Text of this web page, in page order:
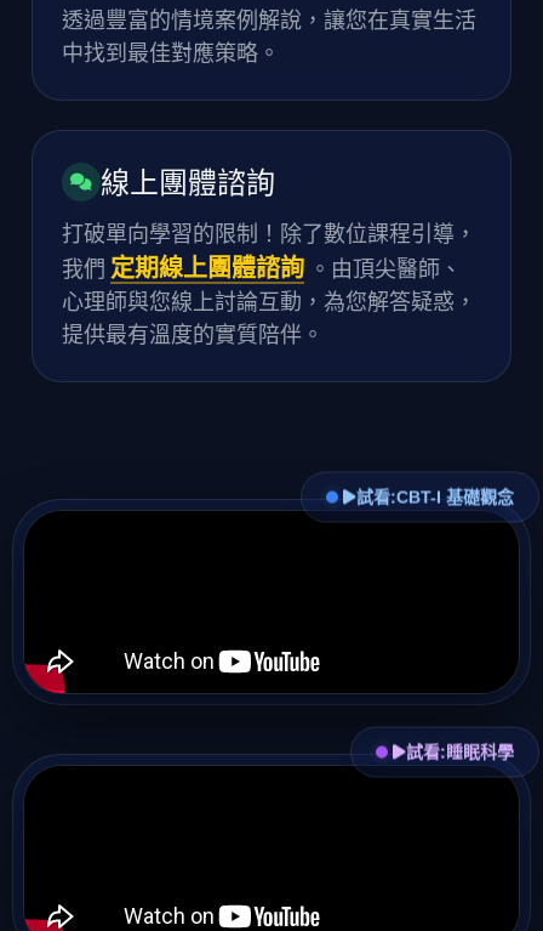
透過豐富的情境案例解說，讓您在真實生活
中找到最佳對應策略。
線上團體諮詢
打破單向學習的限制！除了數位課程引導，
我們 定期線上團體諮詢 。由頂尖醫師、
心理師與您線上討論互動，為您解答疑惑，
提供最有溫度的實質陪伴。
試看:CBT-I 基礎觀念
試看:睡眠科學